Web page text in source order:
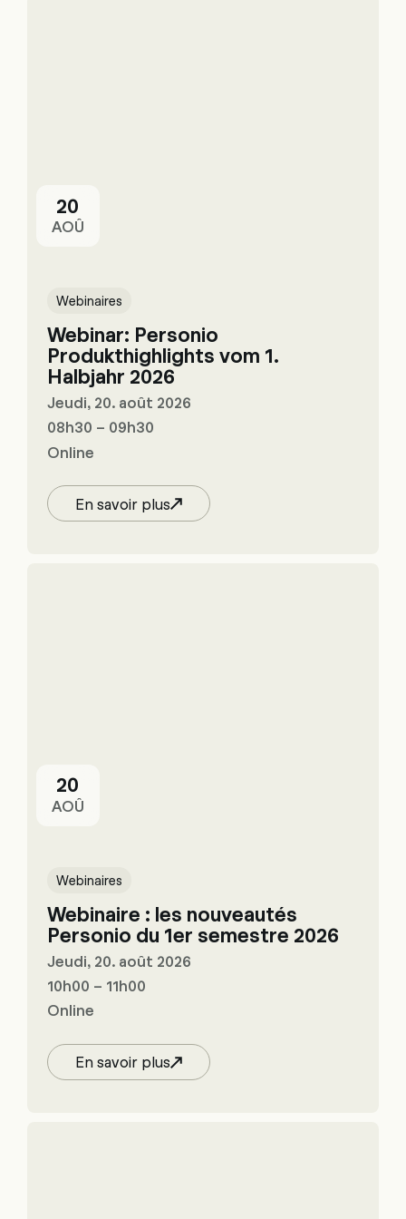
20
AOÛ
Webinaires
Webinar: Personio
Produkthighlights vom 1.
Halbjahr 2026
Jeudi, 20. août 2026
08h30 – 09h30
Online
En savoir plus
20
AOÛ
Webinaires
Webinaire : les nouveautés
Personio du 1er semestre 2026
Jeudi, 20. août 2026
10h00 – 11h00
Online
En savoir plus